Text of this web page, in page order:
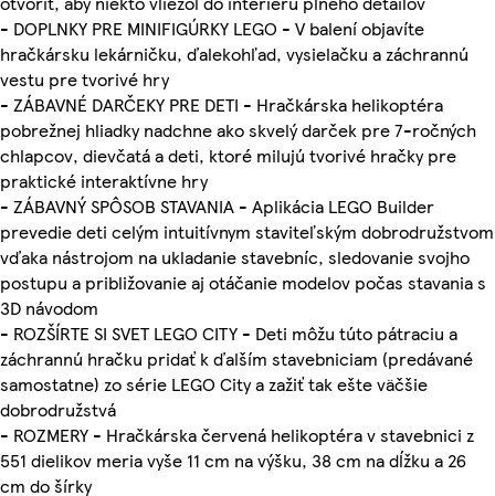
- DOPLNKY PRE MINIFIGÚRKY LEGO - V balení objavíte
hračkársku lekárničku, ďalekohľad, vysielačku a záchrannú
vestu pre tvorivé hry
- ZÁBAVNÉ DARČEKY PRE DETI - Hračkárska helikoptéra
pobrežnej hliadky nadchne ako skvelý darček pre 7-ročných
chlapcov, dievčatá a deti, ktoré milujú tvorivé hračky pre
praktické interaktívne hry
- ZÁBAVNÝ SPÔSOB STAVANIA - Aplikácia LEGO Builder
prevedie deti celým intuitívnym staviteľským dobrodružstvom
vďaka nástrojom na ukladanie stavebníc, sledovanie svojho
postupu a približovanie aj otáčanie modelov počas stavania s
3D návodom
- ROZŠÍRTE SI SVET LEGO CITY - Deti môžu túto pátraciu a
záchrannú hračku pridať k ďalším stavebniciam (predávané
samostatne) zo série LEGO City a zažiť tak ešte väčšie
dobrodružstvá
- ROZMERY - Hračkárska červená helikoptéra v stavebnici z
551 dielikov meria vyše 11 cm na výšku, 38 cm na dĺžku a 26
cm do šírky